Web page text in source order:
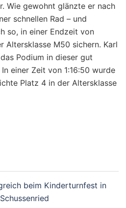
Wie gewohnt glänzte er nach
schnellen Rad – und
so, in einer Endzeit von
Altersklasse M50 sichern. Karl
Podium in dieser gut
einer Zeit von 1:16:50 wurde
Platz 4 in der Altersklasse
beim Kinderturnfest in